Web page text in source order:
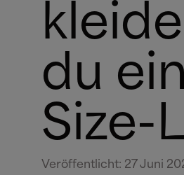
du
Size-
Veröffentlicht: 27 Juni